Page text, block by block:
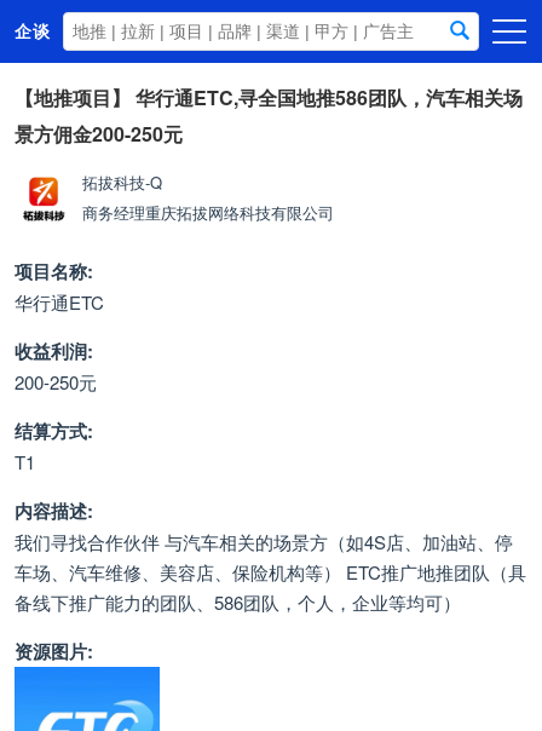
企谈
首页
商务资源
资讯动态
关于我们
【地推项目】 华行通ETC,寻全国地推586团队，汽车相关场
景方佣金200-250元
拓拔科技-Q
商务经理重庆拓拔网络科技有限公司
项目名称:
华行通ETC
收益利润:
200-250元
结算方式:
T1
内容描述:
我们寻找合作伙伴 与汽车相关的场景方（如4S店、加油站、停
车场、汽车维修、美容店、保险机构等） ETC推广地推团队（具
备线下推广能力的团队、586团队，个人，企业等均可）
资源图片: